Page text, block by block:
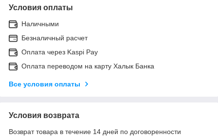
Условия оплаты
Наличными
Безналичный расчет
Оплата через Kaspi Pay
Оплата переводом на карту Халык Банка
Все условия оплаты
Условия возврата
Возврат товара в течение 14 дней по договоренности